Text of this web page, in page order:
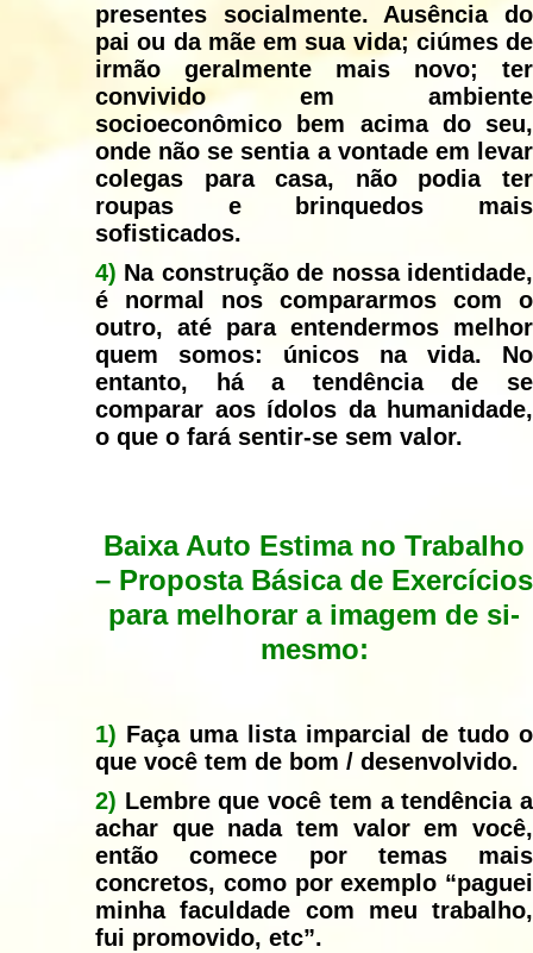
presentes socialmente. Ausência do
pai ou da mãe em sua vida; ciúmes de
irmão geralmente mais novo; ter
convivido em ambiente
socioeconômico bem acima do seu,
onde não se sentia a vontade em levar
colegas para casa, não podia ter
roupas e brinquedos mais
sofisticados.
4) Na construção de nossa identidade,
é normal nos compararmos com o
outro, até para entendermos melhor
quem somos: únicos na vida. No
entanto, há a tendência de se
comparar aos ídolos da humanidade,
o que o fará sentir-se sem valor.
Baixa Auto Estima no Trabalho
– Proposta Básica de Exercícios
para melhorar a imagem de si-
mesmo:
1) Faça uma lista imparcial de tudo o
que você tem de bom / desenvolvido.
2) Lembre que você tem a tendência a
achar que nada tem valor em você,
então comece por temas mais
concretos, como por exemplo “paguei
minha faculdade com meu trabalho,
fui promovido, etc”.